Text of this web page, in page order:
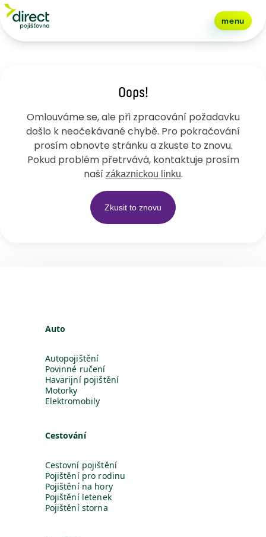
menu
Oops!
Omlouváme se, ale při zpracování požadavku
došlo k neočekávané chybě. Pro pokračování
prosím obnovte stránku a zkuste to znovu.
Pokud problém přetrvává, kontaktuje prosím
naší zákaznickou linku.
Zkusit to znovu
Auto
Autopojištění
Povinné ručení
Havarijní pojištění
Motorky
Elektromobily
Cestování
Cestovní pojištění
Pojištění pro rodinu
Pojištění na hory
Pojištění letenek
Pojištění storna
Sjednejte pojištění auta online | Direct pojišťovna